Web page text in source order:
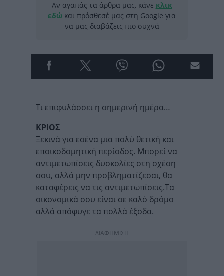
Αν αγαπάς τα άρθρα μας, κάνε κλικ
εδώ και πρόσθεσέ μας στη Google για
να μας διαβάζεις πιο συχνά
Τι επιφυλάσσει η σημερινή ημέρα…
ΚΡΙΟΣ
Ξεκινά για εσένα μια πολύ θετική και
εποικοδομητική περίοδος. Μπορεί να
αντιμετωπίσεις δυσκολίες στη σχέση
σου, αλλά μην προβληματίζεσαι, θα
καταφέρεις να τις αντιμετωπίσεις.Τα
οικονομικά σου είναι σε καλό δρόμο
αλλά απόφυγε τα πολλά έξοδα.
ΔΙΑΦΗΜΙΣΗ